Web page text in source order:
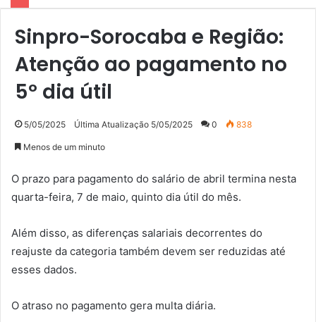
Sinpro-Sorocaba e Região:
Atenção ao pagamento no
5º dia útil
5/05/2025 Última Atualização 5/05/2025 0 838
Menos de um minuto
O prazo para pagamento do salário de abril termina nesta
quarta-feira, 7 de maio, quinto dia útil do mês.
Além disso, as diferenças salariais decorrentes do
reajuste da categoria também devem ser reduzidas até
esses dados.
O atraso no pagamento gera multa diária.